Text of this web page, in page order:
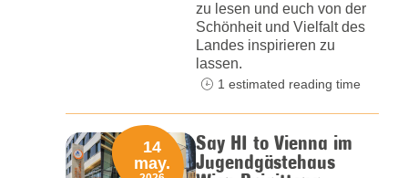
zu lesen und euch von der
Schönheit und Vielfalt des
Landes inspirieren zu
lassen.
1 estimated reading time
Say HI to Vienna im
Jugendgästehaus
14
may.